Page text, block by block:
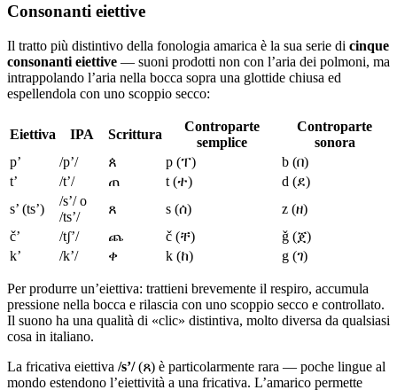
Consonanti eiettive
Il tratto più distintivo della fonologia amarica è la sua serie di cinque
consonanti eiettive — suoni prodotti non con l’aria dei polmoni, ma
intrappolando l’aria nella bocca sopra una glottide chiusa ed
espellendola con uno scoppio secco:
Eiettiva IPA Scrittura
Controparte
semplice
Controparte
sonora
p’
/pʼ/ ጰ p (ፐ)
b (በ)
t’
/tʼ/ ጠ t (ተ)
d (ደ)
s’ (ts’)
/sʼ/ o
/tsʼ/
ጸ s (ሰ)
z (ዘ)
č’
/tʃʼ/ ጨ č (ቸ)
ǧ (ጀ)
k’
/kʼ/ ቀ k (ከ) g (ገ)
Per produrre un’eiettiva: trattieni brevemente il respiro, accumula
pressione nella bocca e rilascia con uno scoppio secco e controllato.
Il suono ha una qualità di «clic» distintiva, molto diversa da qualsiasi
cosa in italiano.
La fricativa eiettiva /sʼ/(ጸ) è particolarmente rara — poche lingue al
mondo estendono l’eiettività a una fricativa. L’amarico permette